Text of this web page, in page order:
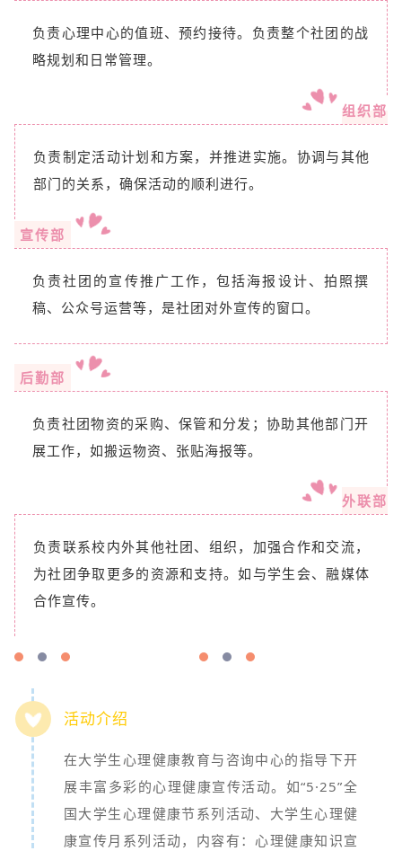
负责心理中心的值班、预约接待。负责整个社团的战
略规划和日常管理。
组织部
负责制定活动计划和方案，并推进实施。协调与其他
部门的关系，确保活动的顺利进行。
宣传部
负责社团的宣传推广工作，包括海报设计、拍照撰
稿、公众号运营等，是社团对外宣传的窗口。
后勤部
负责社团物资的采购、保管和分发；协助其他部门开
展工作，如搬运物资、张贴海报等。
外联部
负责联系校内外其他社团、组织，加强合作和交流，
为社团争取更多的资源和支持。如与学生会、融媒体
合作宣传。
活动介绍
在大学生心理健康教育与咨询中心的指导下开
展丰富多彩的心理健康宣传活动。如“5·25”全
国大学生心理健康节系列活动、大学生心理健
康宣传月系列活动，内容有：心理健康知识宣